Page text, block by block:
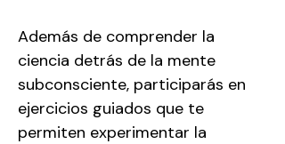
Además de comprender la
ciencia detrás de la mente
subconsciente, participarás en
ejercicios guiados que te
permiten experimentar la